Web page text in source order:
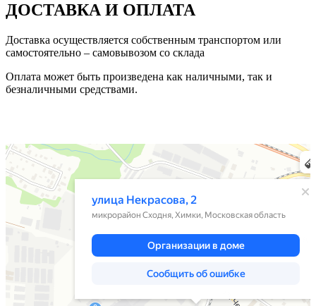
ДОСТАВКА И ОПЛАТА
Доставка осуществляется собственным транспортом или
самостоятельно – самовывозом со склада
Оплата может быть произведена как наличными, так и
безналичными средствами.
Химки
Яндекс Карты — транспорт, навигация, поиск мест